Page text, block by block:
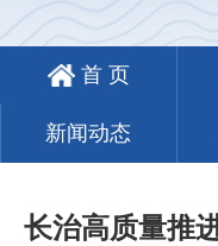
首 页
新闻动态
长治高质量推